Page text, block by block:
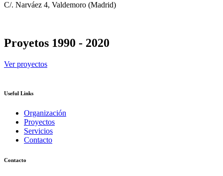
C/. Narváez 4, Valdemoro (Madrid)
Proyetos 1990 - 2020
Ver proyectos
Useful Links
Organización
Proyectos
Servicios
Contacto
Contacto